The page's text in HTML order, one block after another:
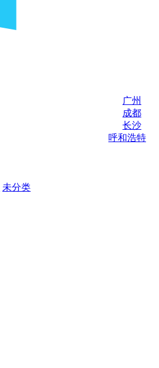
广州
成都
长沙
呼和浩特
未分类